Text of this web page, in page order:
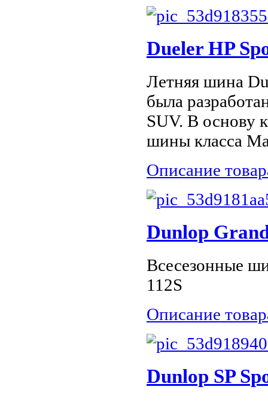
Dueler HP
Летняя шина
была
SUV. В основу
шины класса
Описание
Dunlop
Всесезонные
112S
Описание
Dunlop SP